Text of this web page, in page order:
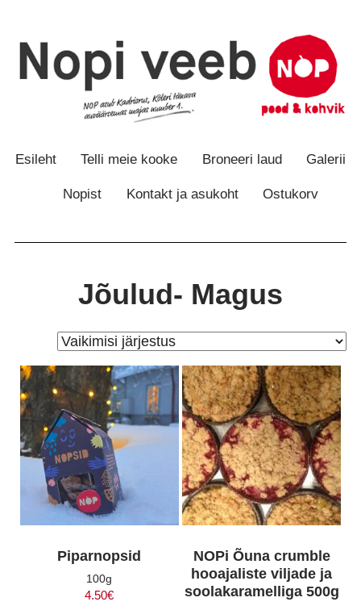
juurde
juurde
Esileht Telli meie kooke Broneeri laud Galerii
Nopist Kontakt ja asukoht Ostukorv
Jõulud- Magus
Piparnopsid
100g
4.50€
NOPi Õuna crumble
hooajaliste viljade ja
soolakaramelliga 500g